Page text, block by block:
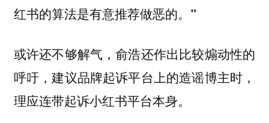
红书的算法是有意推荐做恶的。”
或许还不够解气，俞浩还作出比较煽动性的
呼吁，建议品牌起诉平台上的造谣博主时，
理应连带起诉小红书平台本身。